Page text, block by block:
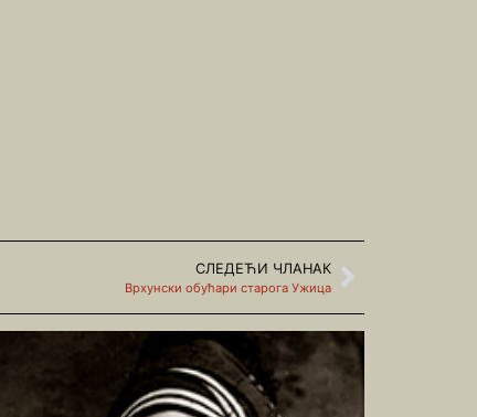
СЛЕДЕЋИ ЧЛАНАК
Врхунски обућари старога Ужица